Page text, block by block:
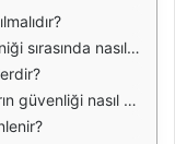
nasıl etkilenir?
nasıl sağlanır?